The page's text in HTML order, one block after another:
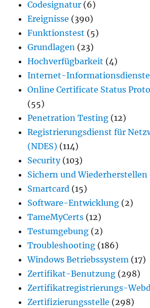
Codesignatur (6)
Ereignisse (390)
Funktionstest (5)
Grundlagen (23)
Hochverfügbarkeit (4)
Internet-
Online Certificate Status
(55)
Penetration Testing (12)
Registrierungsdienst für
(NDES) (114)
Security(103)
Sichern und Wiederherstellen
Smartcard (15)
Software-Entwicklung (2)
TameMyCerts (12)
Testumgebung (2)
Troubleshooting (186)
Windows Betriebssystem (17)
Zertifikat-Benutzung (298)
Zertifikatregistrierungs-
Zertifizierungsstelle (298)